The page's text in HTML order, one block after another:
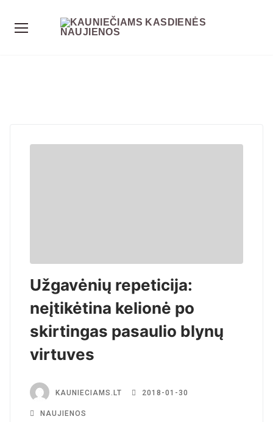
Užgavėnių repeticija:
neįtikėtina kelionė po
skirtingas pasaulio blynų
virtuves
KAUNIECIAMS.LT 2018-01-30
NAUJIENOS